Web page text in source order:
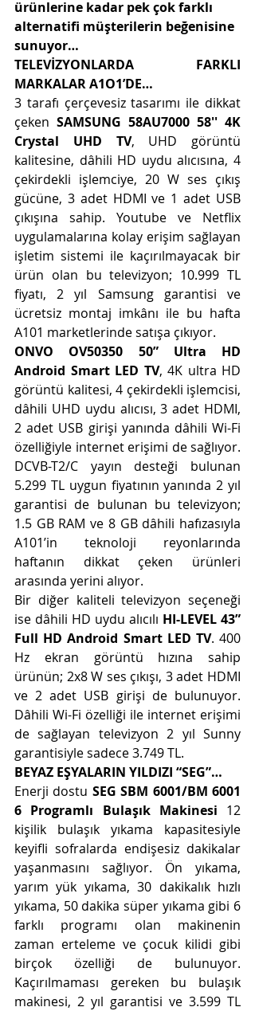
ürünlerine kadar pek çok farklı
alternatifi müşterilerin beğenisine
sunuyor…
TELEVİZYONLARDA FARKLI
MARKALAR A1O1’DE…
3 tarafı çerçevesiz tasarımı ile dikkat
çeken SAMSUNG 58AU7000 58'' 4K
Crystal UHD TV, UHD görüntü
kalitesine, dâhili HD uydu alıcısına, 4
çekirdekli işlemciye, 20 W ses çıkış
gücüne, 3 adet HDMI ve 1 adet USB
çıkışına sahip. Youtube ve Netflix
uygulamalarına kolay erişim sağlayan
işletim sistemi ile kaçırılmayacak bir
ürün olan bu televizyon; 10.999 TL
fiyatı, 2 yıl Samsung garantisi ve
ücretsiz montaj imkânı ile bu hafta
A101 marketlerinde satışa çıkıyor.
ONVO OV50350 50” Ultra HD
Android Smart LED TV, 4K ultra HD
görüntü kalitesi, 4 çekirdekli işlemcisi,
dâhili UHD uydu alıcısı, 3 adet HDMI,
2 adet USB girişi yanında dâhili Wi-Fi
özelliğiyle internet erişimi de sağlıyor.
DCVB-T2/C yayın desteği bulunan
5.299 TL uygun fiyatının yanında 2 yıl
garantisi de bulunan bu televizyon;
1.5 GB RAM ve 8 GB dâhili hafızasıyla
A101’in teknoloji reyonlarında
haftanın dikkat çeken ürünleri
arasında yerini alıyor.
Bir diğer kaliteli televizyon seçeneği
ise dâhili HD uydu alıcılı HI-LEVEL 43”
Full HD Android Smart LED TV. 400
Hz ekran görüntü hızına sahip
ürünün; 2x8 W ses çıkışı, 3 adet HDMI
ve 2 adet USB girişi de bulunuyor.
Dâhili Wi-Fi özelliği ile internet erişimi
de sağlayan televizyon 2 yıl Sunny
garantisiyle sadece 3.749 TL.
BEYAZ EŞYALARIN YILDIZI “SEG”…
Enerji dostu SEG SBM 6001/BM 6001
6 Programlı Bulaşık Makinesi 12
kişilik bulaşık yıkama kapasitesiyle
keyifli sofralarda endişesiz dakikalar
yaşanmasını sağlıyor. Ön yıkama,
yarım yük yıkama, 30 dakikalık hızlı
yıkama, 50 dakika süper yıkama gibi 6
farklı programı olan makinenin
zaman erteleme ve çocuk kilidi gibi
birçok özelliği de bulunuyor.
Kaçırılmaması gereken bu bulaşık
makinesi, 2 yıl garantisi ve 3.599 TL